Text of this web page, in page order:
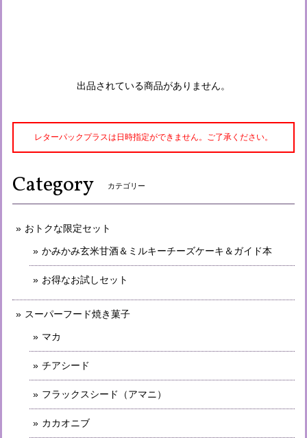
出品されている商品がありません。
レターパックプラスは日時指定ができません。ご了承ください。
Category カテゴリー
おトクな限定セット
かみかみ玄米甘酒＆ミルキーチーズケーキ＆ガイド本
お得なお試しセット
スーパーフード焼き菓子
マカ
チアシード
フラックスシード（アマニ）
カカオニブ